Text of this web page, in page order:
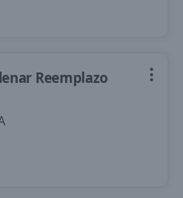
Reemplazo